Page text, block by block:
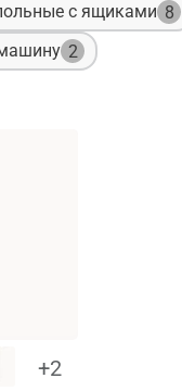
с ящиками 8
2
+2